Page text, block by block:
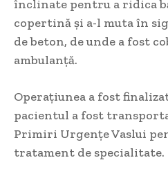
înclinate pentru a ridica
copertină și a-l muta în
de beton, de unde a fost
ambulanță.
Operațiunea a fost
pacientul a fost
Primiri Urgențe Vaslui
tratament de specialitate.